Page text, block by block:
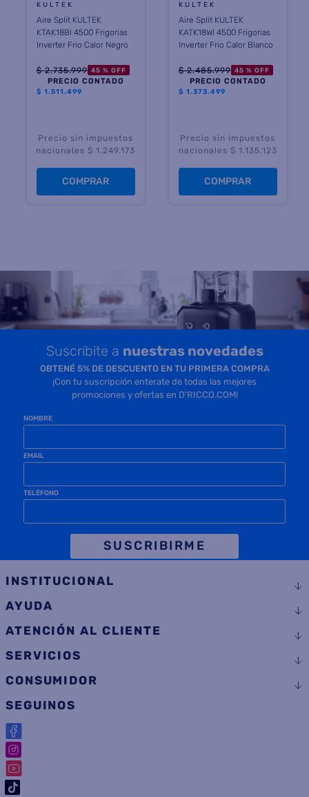
KULTEK
Aire Split KULTEK
KTAK18BI 4500 Frigorias
Inverter Frio Calor Negro
$ 2.735.999 45 % OFF
PRECIO CONTADO
$ 1.511.499
Precio sin impuestos
nacionales $ 1.249.173
COMPRAR
KULTEK
Aire Split KULTEK
KATK18WI 4500 Frigorias
Inverter Frio Calor Blanco
$ 2.485.999 45 % OFF
PRECIO CONTADO
$ 1.373.499
Precio sin impuestos
nacionales $ 1.135.123
COMPRAR
Suscribite a nuestras novedades
OBTENÉ 5% DE DESCUENTO EN TU PRIMERA COMPRA
¡Con tu suscripción enterate de todas las mejores
promociones y ofertas en D'RICCO.COM!
NOMBRE
EMAIL
TELÉFONO
SUSCRIBIRME
INSTITUCIONAL
AYUDA
ATENCIÓN AL CLIENTE
SERVICIOS
CONSUMIDOR
SEGUINOS